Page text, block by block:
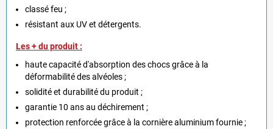
classé feu ;
résistant aux UV et détergents.
Les + du produit :
haute capacité d'absorption des chocs grâce à la
déformabilité des alvéoles ;
solidité et durabilité du produit ;
garantie 10 ans au déchirement ;
protection renforcée grâce à la cornière aluminium fournie ;